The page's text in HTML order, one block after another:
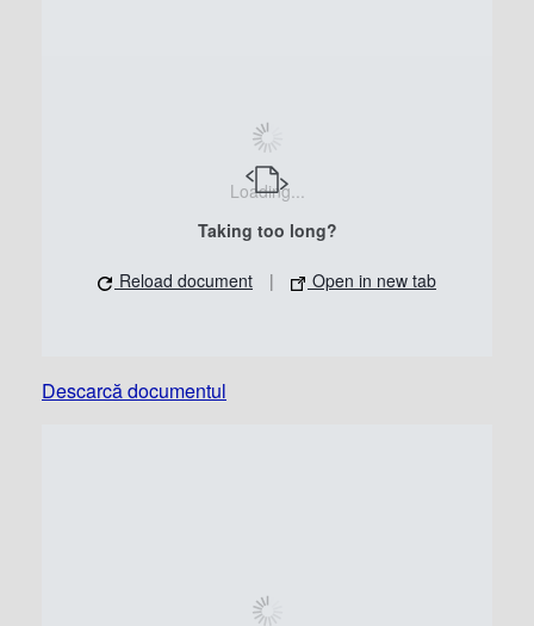
Loading...
Taking too long?
Reload document | Open in new tab
Descarcă documentul